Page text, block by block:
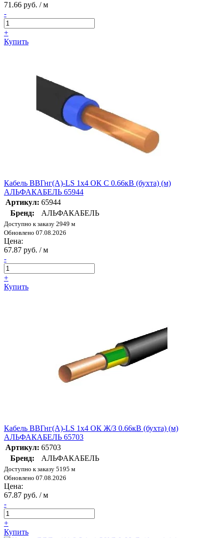
71.66 руб. / м
-
+
Купить
Кабель ВВГнг(А)-LS 1х4 ОК С 0.66кВ (бухта) (м)
АЛЬФАКАБЕЛЬ 65944
Артикул: 65944
Бренд:
АЛЬФАКАБЕЛЬ
Доступно к заказу 2949 м
Обновлено 07.08.2026
Цена:
67.87 руб. / м
-
+
Купить
Кабель ВВГнг(А)-LS 1х4 ОК Ж/З 0.66кВ (бухта) (м)
АЛЬФАКАБЕЛЬ 65703
Артикул: 65703
Бренд:
АЛЬФАКАБЕЛЬ
Доступно к заказу 5195 м
Обновлено 07.08.2026
Цена:
67.87 руб. / м
-
+
Купить